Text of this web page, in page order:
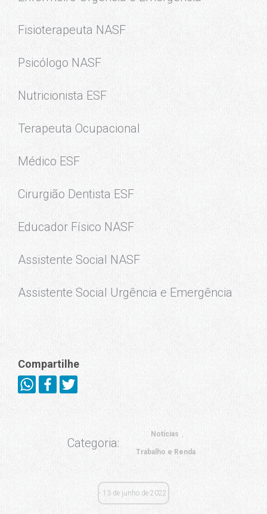
Fisioterapeuta NASF
Psicólogo NASF
Nutricionista ESF
Terapeuta Ocupacional
Médico ESF
Cirurgião Dentista ESF
Educador Físico NASF
Assistente Social NASF
Assistente Social Urgência e Emergência
Compartilhe
Categoria:
Notícias
Trabalho e Renda
13 de junho de 2022